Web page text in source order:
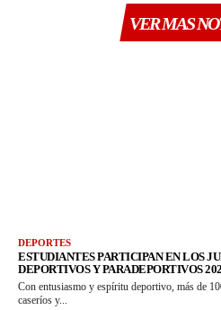
VER MAS
DEPORTES
ESTUDIANTES PARTICIPAN EN LOS
DEPORTIVOS Y PARADEPORTIVOS
Con entusiasmo y espíritu deportivo, más de
caseríos y...